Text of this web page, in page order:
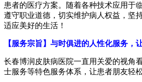
患者的医疗方案。随着各种技术应用于
遵守职业道德，切实维护病人权益，坚
适应美好的生活！
【服务宗旨】与时俱进的人性化服务，
长春博润皮肤病医院一直用关爱的视角
士服务等特色服务体系，让患者朋友轻